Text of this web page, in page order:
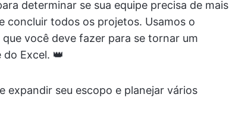
determinar se sua equipe precisa de mais
concluir todos os projetos. Usamos o
você deve fazer para se tornar um
Excel. 👑
expandir seu escopo e planejar vários